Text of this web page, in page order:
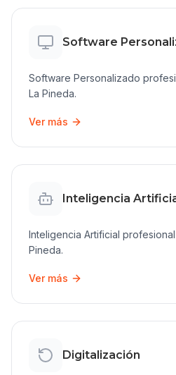
Software
Software Personalizado
La Pineda.
Ver más
Inteligencia
Inteligencia Artificial
Pineda.
Ver más
Digitalización